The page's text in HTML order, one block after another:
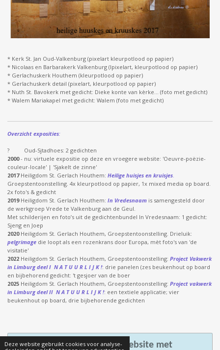
Deze website gebruikt cookies voor analyse-
* Kerk St. Jan Oud-Valkenburg (pixelart kleurpotlood op papier)
* Nicolaas en Barbarakerk Valkenburg (Ipixelart, kleurpotlood op papier)
* Gerlachuskerk Houthem (kleurpotlood op papier)
* Gerlachuskerk detail (pixelart, kleurpotlood op papier)
* Nuth St. Bavokerk met gedicht: Dieke konte van kèrke... (foto met gedicht)
* Walem Mariakapel met gedicht: Walem (foto met gedicht)
Overzicht exposities:
? Oud-Sjtadhoes: 2 gedichten
2000- nu: virtuele expositie op deze en vroegere website: 'Oeuvre-poëzie-
couleur-locale' | 'Sjakelt de zinne'
2017Heiligdom St. Gerlach Houthem: Heilige huisjes en kruisjes.
Groepstentoonstelling. 4x kleurpotlood op papier, 1x mixed media op board.
2x foto's & gedicht
2019Heiligdom St. Gerlach Houthem: In Vredesnaam is samengesteld door
de werkgroep Vrede te Valkenburg aan de Geul.
Met schilderijen en foto’s uit de gedichtenbundel In Vredesnaam: 1 gedicht:
Sjeng en Joep
2020Heiligdom St. Gerlach Houthem, Groepstentoonstelling. Drieluik:
pelgrimage die loopt als een rozenkrans door Europa, mèt foto's van 'de
visitatie'
2022 Heiligdom St. Gerlach Houthem, Groepstentoonstelling: Project Vakwerk
in Limburg deel I N A T U U R L I J K !: drie panelen (zes beukenhout op board
en bijbehorend gedicht: 't gesjoer van de boer
2025 Heiligdom St. Gerlach Houthem, Groepstentoonstelling: Project vakwerk
in Limburg deel II N A T U U R L I J K !: een textiele applicatie; vier
beukenhout op board, drie bijbehorende gedichten
Maak jouw eigen website met